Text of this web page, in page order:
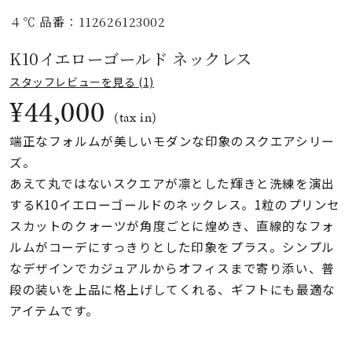
ファッションテイス
ト
着用シーン
コレクション
レディース
リングサイズ
～
４℃ 品番：112626123002
K10イエローゴールド ネックレス
スタッフレビューを見る (1)
¥44,000 (tax in)
端正なフォルムが美しいモダンな印象のスクエアシリー
ズ。
あえて丸ではないスクエアが凛とした輝きと洗練を演出
するK10イエローゴールドのネックレス。1粒のプリンセ
スカットのクォーツが角度ごとに煌めき、直線的なフォ
ルムがコーデにすっきりとした印象をプラス。シンプル
なデザインでカジュアルからオフィスまで寄り添い、普
段の装いを上品に格上げしてくれる、ギフトにも最適な
アイテムです。